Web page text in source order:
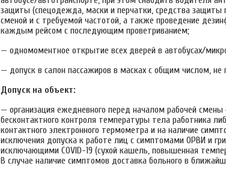
защиты (спецодежда, маски и перчатки, средства защиты
сменой и с требуемой частотой, а также проведение
каждым рейсом с последующим проветриванием;
— одномоментное открытие всех дверей в автобусах/
— допуск в салон пассажиров в масках с общим числом,
Допуск на объект:
— организация ежедневного перед началом рабочей
бесконтактного контроля температуры тела работника
контактного электронного термометра и на наличие
исключения допуска к работе лиц с симптомами ОРВИ и
исключающими COVID-19 (сухой кашель, повышенная
В случае наличие симптомов доставка больного в